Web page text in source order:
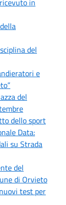
del
e
del
dello sport
Data:
su Strada
del
di Orvieto
test per